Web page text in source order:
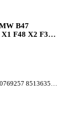
B47
F48 X2 F39